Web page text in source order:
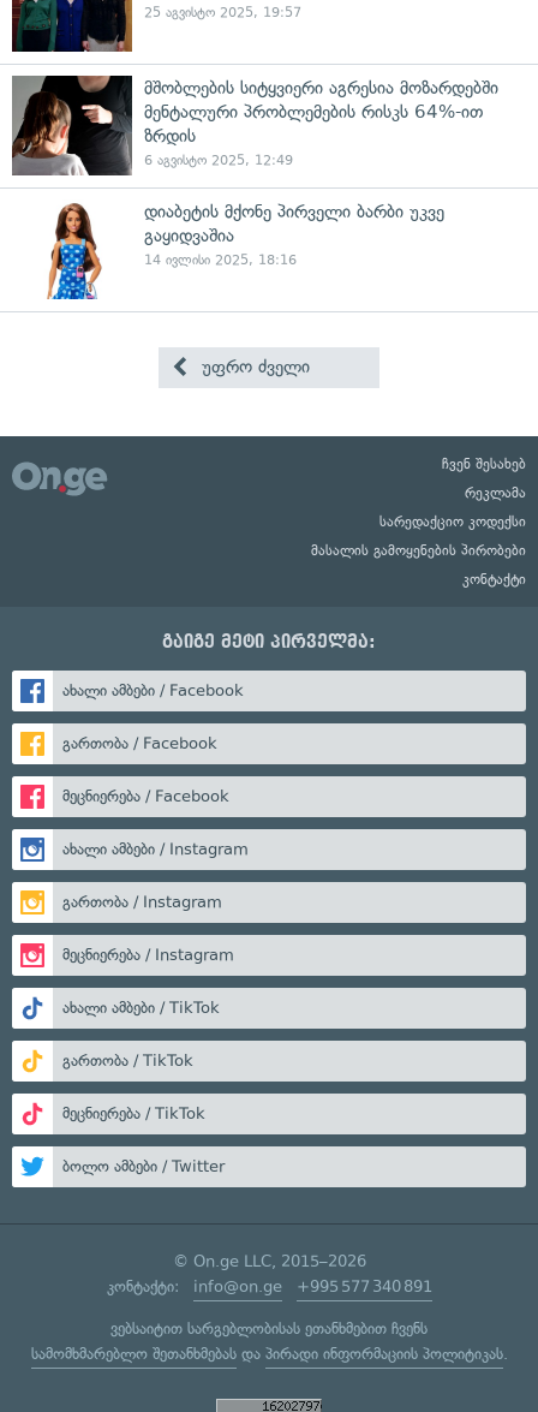
25 აგვისტო 2025, 19:57
მშობლების სიტყვიერი აგრესია მოზარდებში
მენტალური პრობლემების რისკს 64%-ით
ზრდის
6 აგვისტო 2025, 12:49
დიაბეტის მქონე პირველი ბარბი უკვე
გაყიდვაშია
14 ივლისი 2025, 18:16
უფრო ძველი
ჩვენ შესახებ
რეკლამა
სარედაქციო კოდექსი
მასალის გამოყენების პირობები
კონტაქტი
გაიგე მეტი პირველმა:
ახალი ამბები / Facebook
გართობა / Facebook
მეცნიერება / Facebook
ახალი ამბები / Instagram
გართობა / Instagram
მეცნიერება / Instagram
ახალი ამბები / TikTok
გართობა / TikTok
მეცნიერება / TikTok
ბოლო ამბები / Twitter
© On.ge LLC, 2015–2026
კონტაქტი: info@on.ge +995 577 340 891
ვებსაიტით სარგებლობისას ეთანხმებით ჩვენს
სამომხმარებლო შეთანხმებასდა პირადი ინფორმაციის პოლიტიკას.